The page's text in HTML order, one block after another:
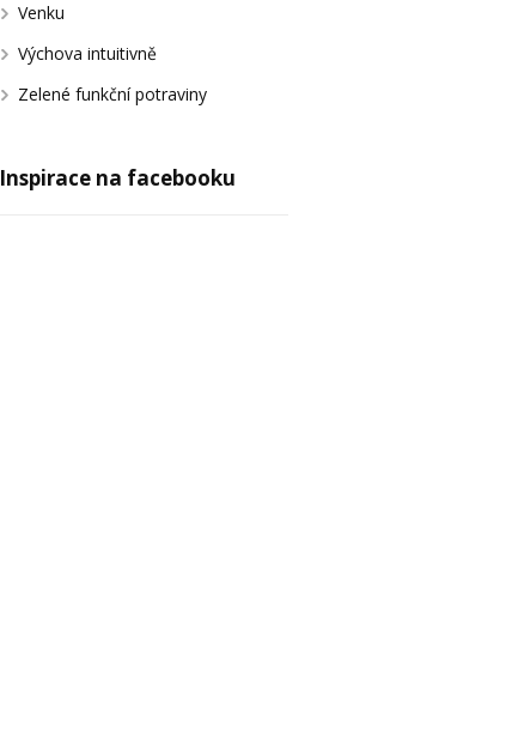
Venku
Výchova intuitivně
Zelené funkční potraviny
Inspirace na facebooku